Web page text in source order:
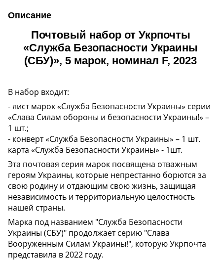
Описание
Почтовый набор от Укрпочты
«Служба Безопасности Украины
(СБУ)», 5 марок, номинал F, 2023
В набор входит:
- лист марок «Служба Безопасности Украины» серии
«Слава Силам обороны и безопасности Украины!» –
1 шт.;
- конверт «Служба Безопасности Украины» – 1 шт.
карта «Служба Безопасности Украины» - 1шт.
Эта почтовая серия марок посвящена отважным
героям Украины, которые непрестанно борются за
свою родину и отдающим свою жизнь, защищая
независимость и территориальную целостность
нашей страны.
Марка под названием "Служба Безопасности
Украины (СБУ)" продолжает серию "Слава
Вооруженным Силам Украины!", которую Укрпочта
представила в 2022 году.